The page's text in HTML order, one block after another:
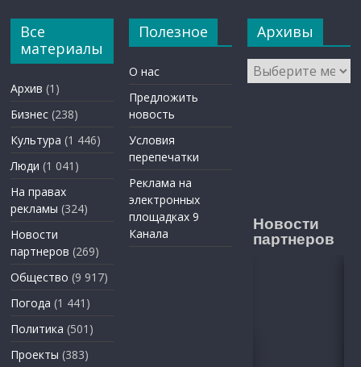
Все
материалы
Архив (1)
Бизнес (238)
Культура (1 446)
Люди (1 041)
На правах
рекламы (324)
Новости
партнеров (269)
Общество (9 917)
Погода (1 441)
Политика (501)
Проекты (383)
Полезное
О нас
Предложить
новость
Условия
перепечатки
Реклама на
электронных
площадках 9
Канала
Архивы
Архивы
Новости
партнеров